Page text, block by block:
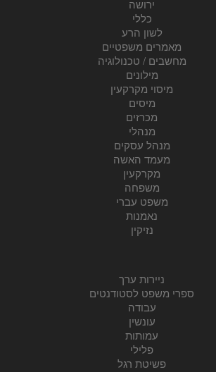
לשון הרע
מאמרים משפטיים
מחשבים / טכנולוגיה
מילונים
מיסוי מקרקעין
מכרזים
מנהל עסקים
מעמד האשה
מקרקעין
משפחה
משפט עברי
נאמנות
ניירות ערך
ספרי משפט לסטודנטים
עמותות
פשיטת רגל